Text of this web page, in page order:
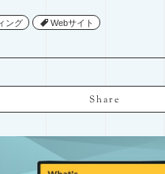
タグから検索
動画
View All Tag
View All Tag
ックデザイン
空間デザイン
メディア
Webデザイン
イティング
用語集
ング
ング Webサイト
Webサイト
Share
Share